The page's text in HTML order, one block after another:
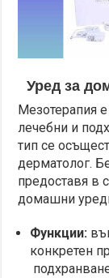
Уред за
Мезотерапия
лечебни и
тип се
дерматолог.
предоставя в
домашни
Функции:
конкретен